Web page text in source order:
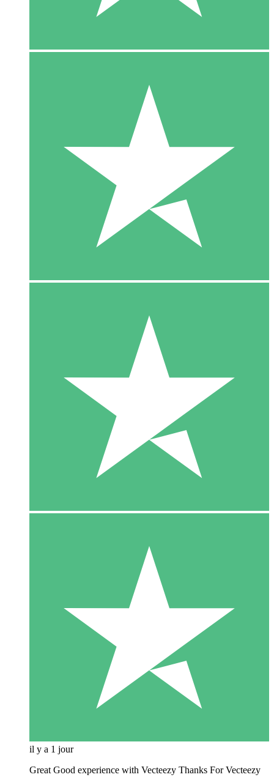
il y a 1 jour
Great Good experience with Vecteezy Thanks For Vecteezy